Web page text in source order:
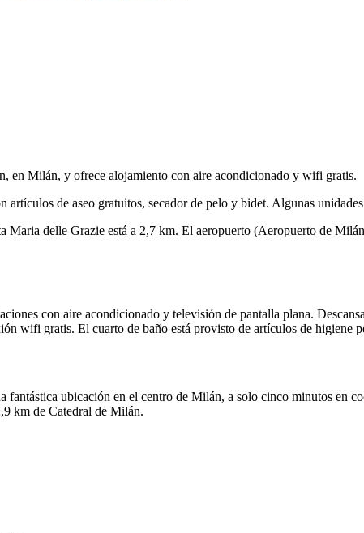
en Milán, y ofrece alojamiento con aire acondicionado y wifi gratis.
de aseo gratuitos, secador de pelo y bidet. Algunas
delle Grazie está a 2,7 km. El aeropuerto (Aeropuerto de
con aire acondicionado y televisión de pantalla plana.
wifi gratis. El cuarto de baño está provisto de artículos de higiene
ubicación en el centro de Milán, a solo cinco minutos en
km de Catedral de Milán.